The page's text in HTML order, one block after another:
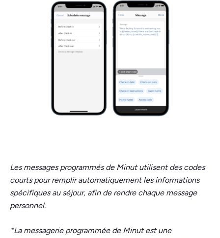
Les messages programmés de Minut utilisent des codes
courts pour remplir automatiquement les informations
spécifiques au séjour, afin de rendre chaque message
personnel.
*La messagerie programmée de Minut est une